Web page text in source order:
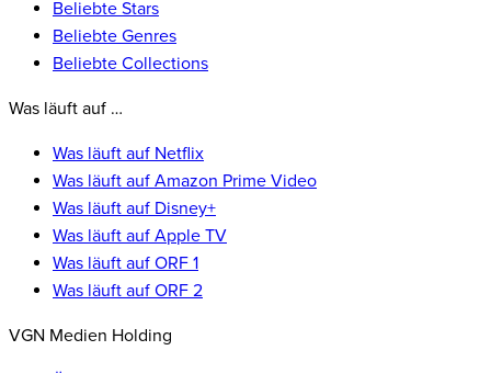
Beliebte Stars
Beliebte Genres
Beliebte Collections
Was läuft auf …
Was läuft auf Netflix
Was läuft auf Amazon Prime Video
Was läuft auf Disney+
Was läuft auf Apple TV
Was läuft auf ORF 1
Was läuft auf ORF 2
VGN Medien Holding